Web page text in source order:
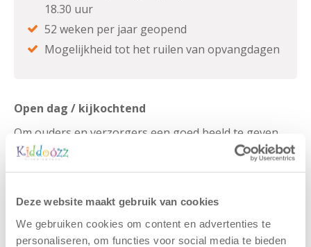
Deze website maakt gebruik van cookies
We gebruiken cookies om content en advertenties te
personaliseren, om functies voor social media te bieden
18.30 uur
52 weken per jaar geopend
Mogelijkheid tot het ruilen van opvangdagen
Open dag / kijkochtend
Om ouders en verzorgers een goed beeld te geven
van onze locatie, organiseren wij op 21 en 22 april van
08:00 uur tot 12:00 uur een kijkochtend. Tijdens deze
kennismaken met het team en ervaren hoe wij
werken. Wij ontvangen u en uw kind(eren) graag!